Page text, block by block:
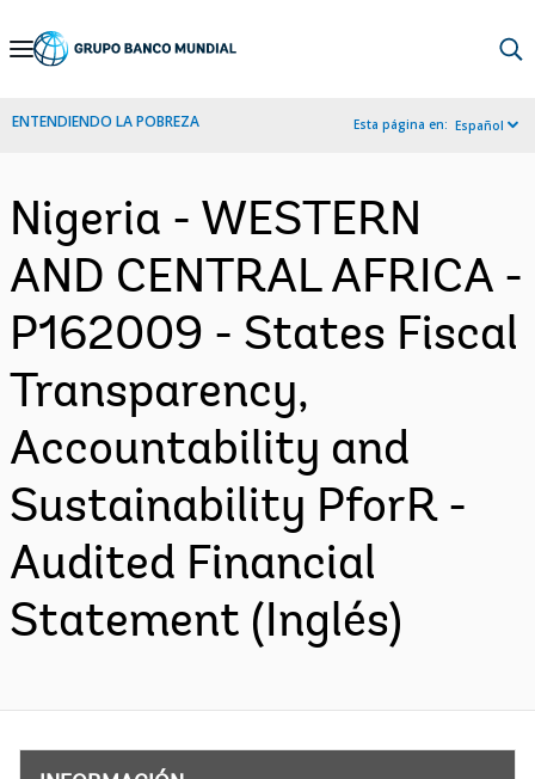
Skip
Navigation
ENTENDIENDO LA POBREZA Esta página en: Español
Nigeria - WESTERN
AND CENTRAL AFRICA -
P162009 - States Fiscal
Transparency,
Accountability and
Sustainability PforR -
Audited Financial
Statement (Inglés)